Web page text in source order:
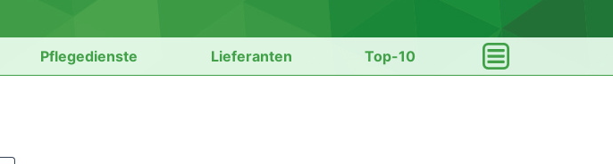
Pflegedienste Lieferanten Top-10